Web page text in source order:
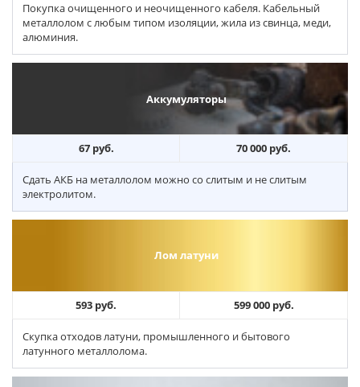
Покупка очищенного и неочищенного кабеля. Кабельный
металлолом с любым типом изоляции, жила из свинца, меди,
алюминия.
Аккумуляторы
67 руб. 70 000 руб.
Сдать АКБ на металлолом можно со слитым и не слитым
электролитом.
Лом латуни
593 руб. 599 000 руб.
Скупка отходов латуни, промышленного и бытового
латунного металлолома.